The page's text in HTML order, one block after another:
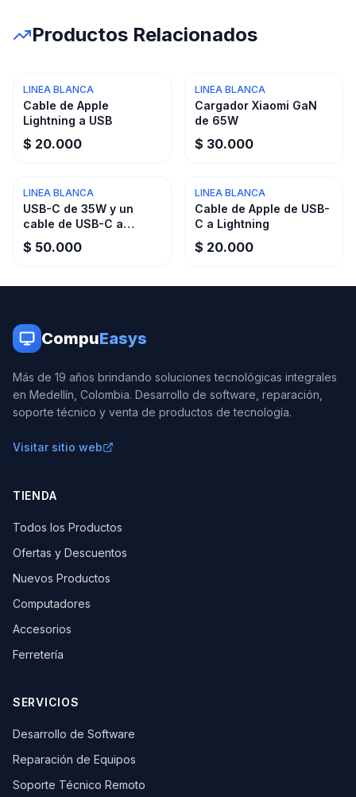
Productos Relacionados
LINEA BLANCA
Cable de Apple
Lightning a USB
$ 20.000
LINEA BLANCA
Cargador Xiaomi GaN
de 65W
$ 30.000
LINEA BLANCA
USB-C de 35W y un
cable de USB-C a
Lightning
$ 50.000
LINEA BLANCA
Cable de Apple de USB-
C a Lightning
$ 20.000
CompuEasys
Más de 19 años brindando soluciones tecnológicas integrales
en Medellín, Colombia. Desarrollo de software, reparación,
soporte técnico y venta de productos de tecnología.
Visitar sitio web
TIENDA
Todos los Productos
Ofertas y Descuentos
Nuevos Productos
Computadores
Accesorios
Ferretería
SERVICIOS
Desarrollo de Software
Reparación de Equipos
Soporte Técnico Remoto